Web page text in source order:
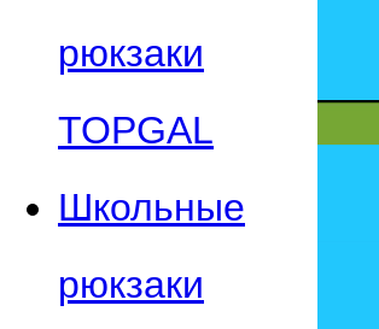
рюкзаки
TOPGAL
Школьные
рюкзаки